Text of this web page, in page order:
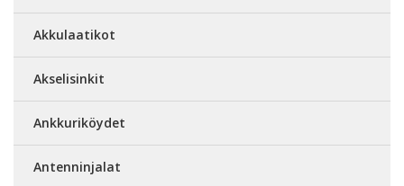
Akkulaatikot
Akselisinkit
Ankkuriköydet
Antenninjalat